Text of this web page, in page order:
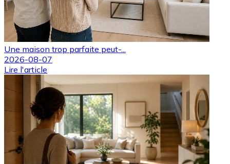
Une maison trop parfaite peut-...
2026-08-07
Lire l'article